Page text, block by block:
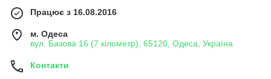
Працює з 16.08.2016
м. Одеса
вул. Базова 16 (7 кілометр), 65120, Одеса, Україна
Контакти